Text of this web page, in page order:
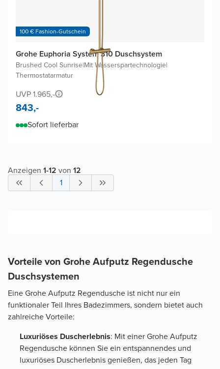
100 € Fashion-Gutschein
Grohe Euphoria System 310 Duschsystem
Brushed Cool Sunrise|Mit Wasserspartechnologie|
Thermostatarmatur
UVP 1.965,-
843,-
Sofort lieferbar
Anzeigen 1-12 von 12
1
Vorteile von Grohe Aufputz Regendusche
Duschsystemen
Eine Grohe Aufputz Regendusche ist nicht nur ein
funktionaler Teil Ihres Badezimmers, sondern bietet auch
zahlreiche Vorteile:
Luxuriöses Duscherlebnis: Mit einer Grohe Aufputz
Regendusche können Sie ein entspannendes und
luxuriöses Duscherlebnis genießen, das jeden Tag